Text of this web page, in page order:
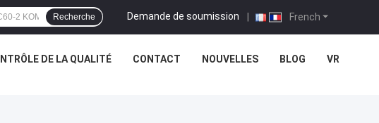
French
Demande de soumission |
Recherche
DE LA QUALITÉ CONTACT NOUVELLES BLOG VR